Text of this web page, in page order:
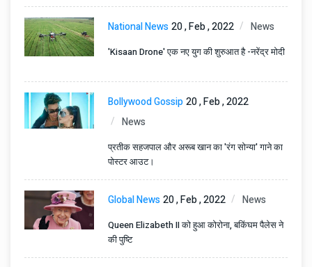
National News20 , Feb , 2022 News
'Kisaan Drone' एक नए युग की शुरुआत है -नरेंद्र मोदी
Bollywood Gossip20 , Feb , 2022
News
प्रतीक सहजपाल और अरूब खान का 'रंग सोन्या' गाने का
पोस्टर आउट।
Global News20 , Feb , 2022 News
Queen Elizabeth II को हुआ कोरोना, बकिंघम पैलेस ने
की पुष्टि